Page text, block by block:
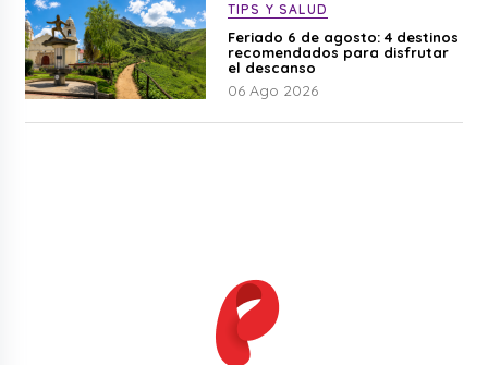
TIPS Y SALUD
Feriado 6 de agosto: 4 destinos
recomendados para disfrutar
el descanso
06 Ago 2026